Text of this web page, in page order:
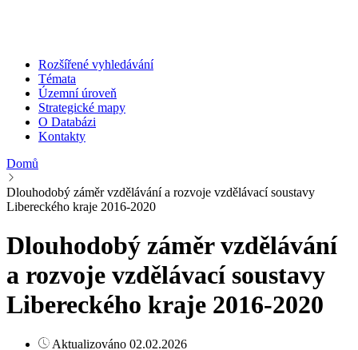
Rozšířené vyhledávání
Témata
Územní úroveň
Strategické mapy
O Databázi
Kontakty
Domů
Dlouhodobý záměr vzdělávání a rozvoje vzdělávací soustavy
Libereckého kraje 2016-2020
Dlouhodobý záměr vzdělávání
a rozvoje vzdělávací soustavy
Libereckého kraje 2016-2020
Aktualizováno 02.02.2026